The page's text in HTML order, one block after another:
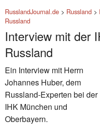
RusslandJournal.de > Russland >
Russland
Interview mit der
Russland
Ein Interview mit Herrn
Johannes Huber, dem
Russland-Experten bei der
IHK München und
Oberbayern.